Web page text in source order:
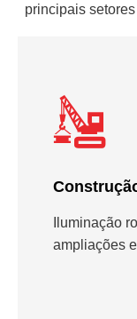
principais
Iluminação
ampliações